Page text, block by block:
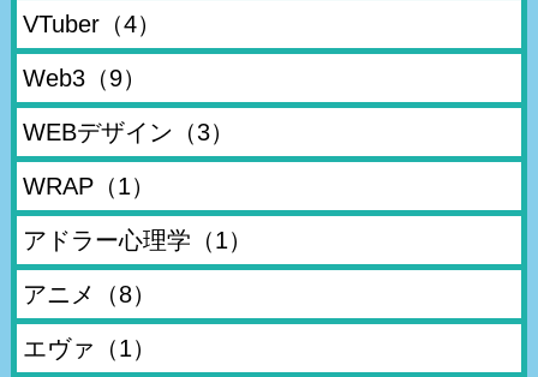
VTuber（4）
Web3（9）
WEBデザイン （3）
WRAP（1）
アドラー心理学 （1）
アニメ （8）
エヴァ （1）